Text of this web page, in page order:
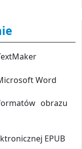
Word
obrazu
EPUB